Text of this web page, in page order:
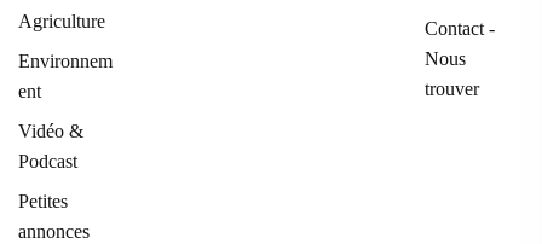
Agriculture
Environnem
ent
Vidéo &
Podcast
Petites
annonces
Contact -
Nous
trouver